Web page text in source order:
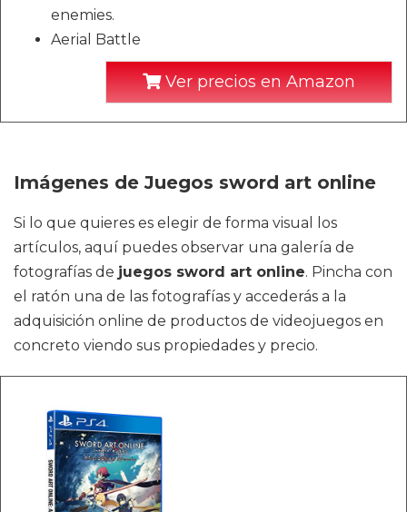
enemies.
Aerial Battle
Ver precios en Amazon
Imágenes de Juegos sword art online
Si lo que quieres es elegir de forma visual los
artículos, aquí puedes observar una galería de
fotografías de juegos sword art online. Pincha con
el ratón una de las fotografías y accederás a la
adquisición online de productos de videojuegos en
concreto viendo sus propiedades y precio.